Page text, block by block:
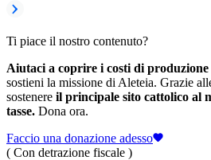
Ti piace il nostro contenuto?
Aiutaci a coprire i costi di produzione
sostieni la missione di Aleteia. Grazie
sostenere il principale sito cattolico al
tasse. Dona ora.
Faccio una donazione adesso
( Con detrazione fiscale )